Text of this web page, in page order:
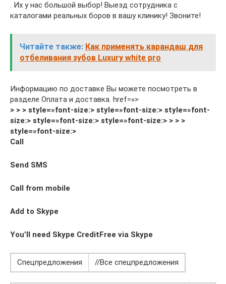
. Их у нас большой выбор! Выезд сотрудника с
каталогами реальных боров в вашу клинику! Звоните!
Читайте также: Как применять карандаш для
отбеливания зубов Luxury white pro
Информацию по доставке Вы можете посмотреть в
разделе Оплата и доставка. href=»>
> > > style=»font-size:> style=»font-size:> style=»font-
size:> style=»font-size:> style=»font-size:> > > >
style=»font-size:>
Call
Send SMS
Call from mobile
Add to Skype
You’ll need Skype CreditFree via Skype
Спецпредложения //Все спецпредложения